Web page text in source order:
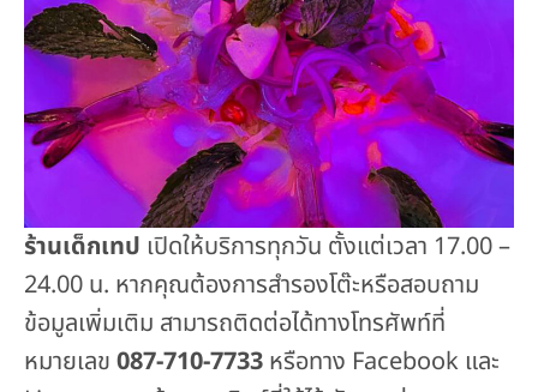
ร้านเด็กเทป เปิดให้บริการทุกวัน ตั้งแต่เวลา 17.00 –
24.00 น. หากคุณต้องการสำรองโต๊ะหรือสอบถาม
ข้อมูลเพิ่มเติม สามารถติดต่อได้ทางโทรศัพท์ที่
หมายเลข 087-710-7733 หรือทาง Facebook และ